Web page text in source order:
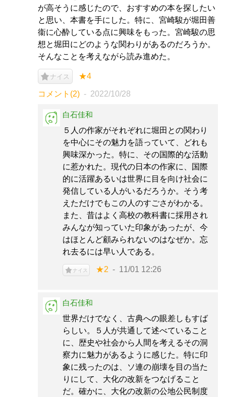
が高そうに感じたので、おすすめの本を探したい
と思い、本書を手にした。特に、宮崎駿が堀田善
衞に心酔している点に興味をもった。宮崎駿の思
想と堀田にどのような関わりがあるのだろうか。
そんなことを考えながら読み進めた。
ナイス ★4
コメント(2) 2022/10/28
白石佳和
５人の作家がそれぞれに堀田との関わり
を中心にその魅力を語っていて、どれも
興味深かった。特に、その国際的な活動
に惹かれた。現代の日本の作家に、国際
的に活躍あるいは世界に目を向け社会に
発信している人がいるだろうか。そう考
えただけでもこの人のすごさがわかる。
また、昔はよく高校の教科書に採用され
みんなが知っていた印象があったが、今
はほとんど顧みられないのはなぜか。忘
れ去るには早い人である。
ナイス ★2 11/01 12:26
白石佳和
世界だけでなく、古典への眼差しもすば
らしい。５人が共通して述べていること
に、歴史や社会から人間を考えるその洞
察力に魅力があるように感じた。特に印
象に残ったのは、ソ連の崩壊を目の当た
りにして、大化の改新をつなげること
だ。確かに、大化の改新の公地公民制度